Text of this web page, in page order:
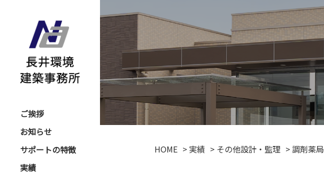
ご挨拶
お知らせ
サポートの特徴
実績
HOME > 実績 > その他設計・監理 >調剤薬局